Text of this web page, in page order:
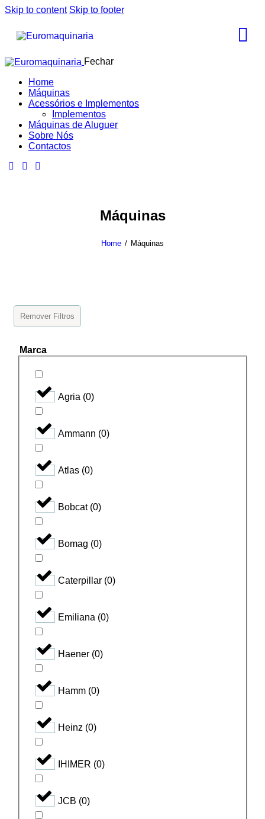
Skip to content Skip to footer
Fechar
Home
Máquinas
Acessórios e Implementos
Implementos
Máquinas de Aluguer
Sobre Nós
Contactos
Máquinas
Home Máquinas
Remover Filtros
Marca
Agria (0)
Ammann (0)
Atlas (0)
Bobcat (0)
Bomag (0)
Caterpillar (0)
Emiliana (0)
Haener (0)
Hamm (0)
Heinz (0)
IHIMER (0)
JCB (0)